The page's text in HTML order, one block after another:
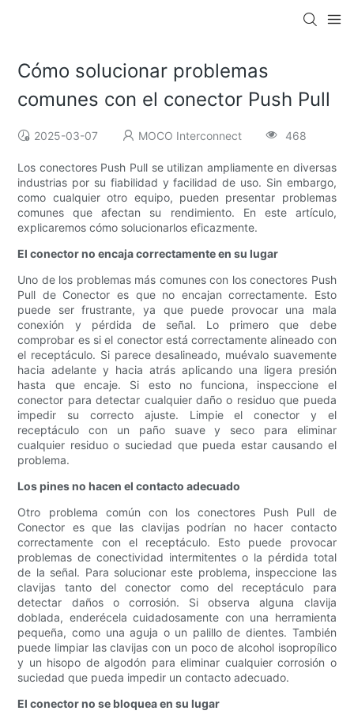
Cómo solucionar problemas
comunes con el conector Push Pull
2025-03-07 MOCO Interconnect 468
Los conectores Push Pull se utilizan ampliamente en diversas
industrias por su fiabilidad y facilidad de uso. Sin embargo,
como cualquier otro equipo, pueden presentar problemas
comunes que afectan su rendimiento. En este artículo,
explicaremos cómo solucionarlos eficazmente.
El conector no encaja correctamente en su lugar
Uno de los problemas más comunes con los conectores Push
Pull de Conector es que no encajan correctamente. Esto
puede ser frustrante, ya que puede provocar una mala
conexión y pérdida de señal. Lo primero que debe
comprobar es si el conector está correctamente alineado con
el receptáculo. Si parece desalineado, muévalo suavemente
hacia adelante y hacia atrás aplicando una ligera presión
hasta que encaje. Si esto no funciona, inspeccione el
conector para detectar cualquier daño o residuo que pueda
impedir su correcto ajuste. Limpie el conector y el
receptáculo con un paño suave y seco para eliminar
cualquier residuo o suciedad que pueda estar causando el
problema.
Los pines no hacen el contacto adecuado
Otro problema común con los conectores Push Pull de
Conector es que las clavijas podrían no hacer contacto
correctamente con el receptáculo. Esto puede provocar
problemas de conectividad intermitentes o la pérdida total
de la señal. Para solucionar este problema, inspeccione las
clavijas tanto del conector como del receptáculo para
detectar daños o corrosión. Si observa alguna clavija
doblada, enderécela cuidadosamente con una herramienta
pequeña, como una aguja o un palillo de dientes. También
puede limpiar las clavijas con un poco de alcohol isopropílico
y un hisopo de algodón para eliminar cualquier corrosión o
suciedad que pueda impedir un contacto adecuado.
El conector no se bloquea en su lugar